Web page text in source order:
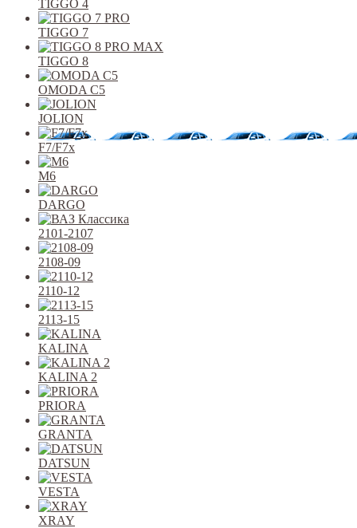
TIGGO 4
TIGGO 7
TIGGO 8
OMODA C5
JOLION
F7/F7x
M6
DARGO
2101-2107
2108-09
2110-12
2113-15
KALINA
KALINA 2
PRIORA
GRANTA
DATSUN
VESTA
XRAY